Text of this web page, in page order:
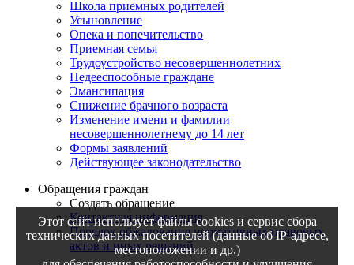
Школа приемных родителей
Усыновление
Опека и попечительство
Приемная семья
Трудоустройство несовершеннолетних
Недееспособные граждане
Эмансипация
Снижение брачного возраста
Изменение имени и фамилии
несовершеннолетнему до 14 лет
Формы заявлений
Действующее законодательство
Обращения граждан
Создать обращение
Контактная информация
Порядок обжалования нормативных правовых
актов и иных решений
Этот сайт использует файлы cookies и сервис сбора
технических данных посетителей (данные об IP-адресе,
местоположении и др.)